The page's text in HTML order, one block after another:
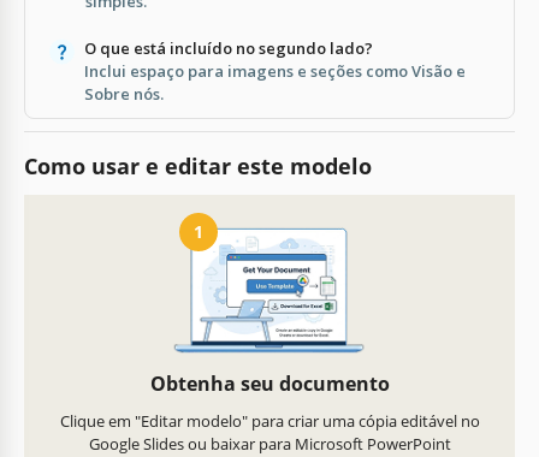
O que está incluído no segundo lado?
Inclui espaço para imagens e seções como Visão e
Sobre nós.
Como usar e editar este modelo
1
Obtenha seu documento
Clique em "Editar modelo" para criar uma cópia editável no
Google Slides ou baixar para Microsoft PowerPoint